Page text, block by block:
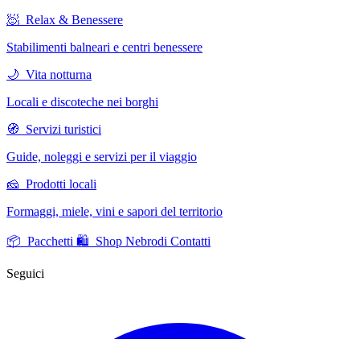
🧖 Relax & Benessere
Stabilimenti balneari e centri benessere
🌙 Vita notturna
Locali e discoteche nei borghi
🧭 Servizi turistici
Guide, noleggi e servizi per il viaggio
🧀 Prodotti locali
Formaggi, miele, vini e sapori del territorio
📦 Pacchetti 🛍️ Shop Nebrodi Contatti
Seguici